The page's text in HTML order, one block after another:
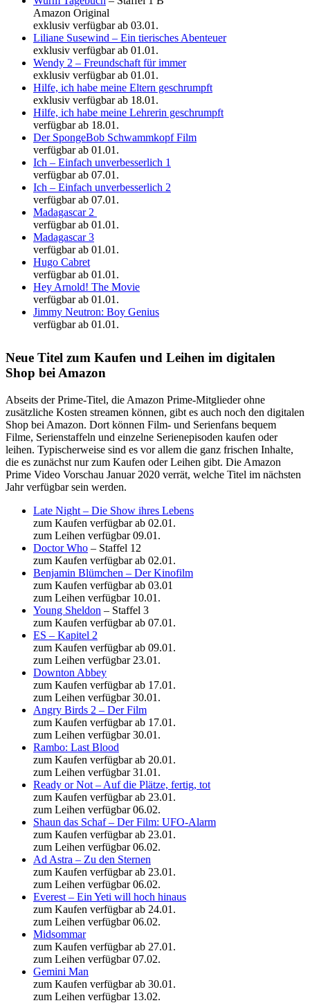
Amazon Original
exklusiv verfügbar ab 03.01.
Liliane Susewind – Ein tierisches Abenteuer
exklusiv verfügbar ab 01.01.
Wendy 2 – Freundschaft für immer
exklusiv verfügbar ab 01.01.
Hilfe, ich habe meine Eltern geschrumpft
exklusiv verfügbar ab 18.01.
Hilfe, ich habe meine Lehrerin geschrumpft
verfügbar ab 18.01.
Der SpongeBob Schwammkopf Film
verfügbar ab 01.01.
Ich – Einfach unverbesserlich 1
verfügbar ab 07.01.
Ich – Einfach unverbesserlich 2
verfügbar ab 07.01.
Madagascar 2
verfügbar ab 01.01.
Madagascar 3
verfügbar ab 01.01.
Hugo Cabret
verfügbar ab 01.01.
Hey Arnold! The Movie
verfügbar ab 01.01.
Jimmy Neutron: Boy Genius
​verfügbar ab 01.01.
Neue Titel zum Kaufen und Leihen im digitalen
Shop bei Amazon
Abseits der Prime-Titel, die Amazon Prime-Mitglieder ohne
zusätzliche Kosten streamen können, gibt es auch noch den digitalen
Shop bei Amazon. Dort können Film- und Serienfans bequem
Filme, Serienstaffeln und einzelne Serienepisoden kaufen oder
leihen. Typischerweise sind es vor allem die ganz frischen Inhalte,
die es zunächst nur zum Kaufen oder Leihen gibt. Die Amazon
Prime Video Vorschau Januar 2020 verrät, welche Titel im nächsten
Jahr verfügbar sein werden.
Late Night – Die Show ihres Lebens
zum Kaufen verfügbar ab 02.01.
​zum Leihen verfügbar 09.01.
Doctor Who – Staffel 12
zum Kaufen verfügbar ab 02.01.
Benjamin Blümchen – Der Kinofilm
zum Kaufen verfügbar ab 03.01
zum Leihen verfügbar 10.01.
Young Sheldon – Staffel 3
zum Kaufen verfügbar ab 07.01.
ES – Kapitel 2
zum Kaufen verfügbar ab 09.01.
zum Leihen verfügbar 23.01.
Downton Abbey
zum Kaufen verfügbar ab 17.01.
zum Leihen verfügbar 30.01.
Angry Birds 2 – Der Film
zum Kaufen verfügbar ab 17.01.
zum Leihen verfügbar 30.01.
Rambo: Last Blood
zum Kaufen verfügbar ab 20.01.
zum Leihen verfügbar 31.01.
Ready or Not – Auf die Plätze, fertig, tot
zum Kaufen verfügbar ab 23.01.
zum Leihen verfügbar 06.02.
Shaun das Schaf – Der Film: UFO-Alarm
zum Kaufen verfügbar ab 23.01.
zum Leihen verfügbar 06.02.
Ad Astra – Zu den Sternen
zum Kaufen verfügbar ab 23.01.
zum Leihen verfügbar 06.02.
Everest – Ein Yeti will hoch hinaus
zum Kaufen verfügbar ab 24.01.
zum Leihen verfügbar 06.02.
Midsommar
zum Kaufen verfügbar ab 27.01.
zum Leihen verfügbar 07.02.
Gemini Man
zum Kaufen verfügbar ab 30.01.
zum Leihen verfügbar 13.02.